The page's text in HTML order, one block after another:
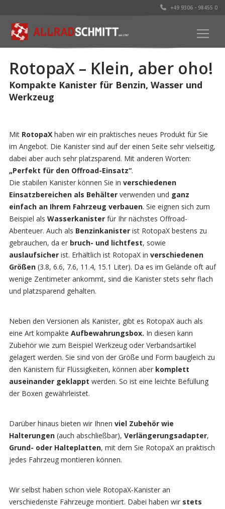
+49 9306 - 98455 0
RotopaX – Klein, aber oho!
Kompakte Kanister für Benzin, Wasser und
Werkzeug
Mit RotopaXhaben wir ein praktisches neues Produkt für Sie
im Angebot. Die Kanister sind auf der einen Seite sehr vielseitig,
dabei aber auch sehr platzsparend. Mit anderen Worten:
„Perfekt für den Offroad-Einsatz“.
Die stabilen Kanister können Sie in verschiedenen
Einsatzbereichen als Behälterverwenden und ganz
einfach an Ihrem Fahrzeug verbauen. Sie eignen sich zum
Beispiel als Wasserkanisterfür Ihr nächstes Offroad-
Abenteuer. Auch als Benzinkanisterist RotopaX bestens zu
gebrauchen, da er bruch- und lichtfest, sowie
auslaufsicherist. Erhältlich ist RotopaX in verschiedenen
Größen(3.8, 6.6, 7.6, 11.4, 15.1 Liter). Da es im Gelände oft auf
wenige Zentimeter ankommt, sind die Kanister stets sehr flach
und platzsparend gehalten.
Neben den Versionen als Kanister, gibt es RotopaX auch als
eine Art kompakte Aufbewahrungsbox. In diesen kann
Zubehör wie zum Beispiel Werkzeug oder Verbandsartikel
gelagert werden. Sie sind von der Größe und Form baugleich zu
den Kanistern für Flüssigkeiten, können aber komplett
auseinander geklappt werden. So ist eine leichte Befüllung
der Boxen gewährleistet.
Darüber hinaus bieten wir Ihnen viel Zubehör wie
Halterungen(auch abschließbar), Verlängerungsadapter,
Grund- oder Halteplatten, mit dem Sie RotopaX an praktisch
jedes Fahrzeug montieren können.
Wir selbst haben schon viele RotopaX-Kanister an
verschiedenste Fahrzeuge montiert. Dabei haben wir stets